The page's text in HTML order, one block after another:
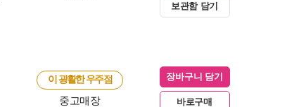
보관함 담기
이 광활한 우주점
중고매장
장바구니 담기
바로구매